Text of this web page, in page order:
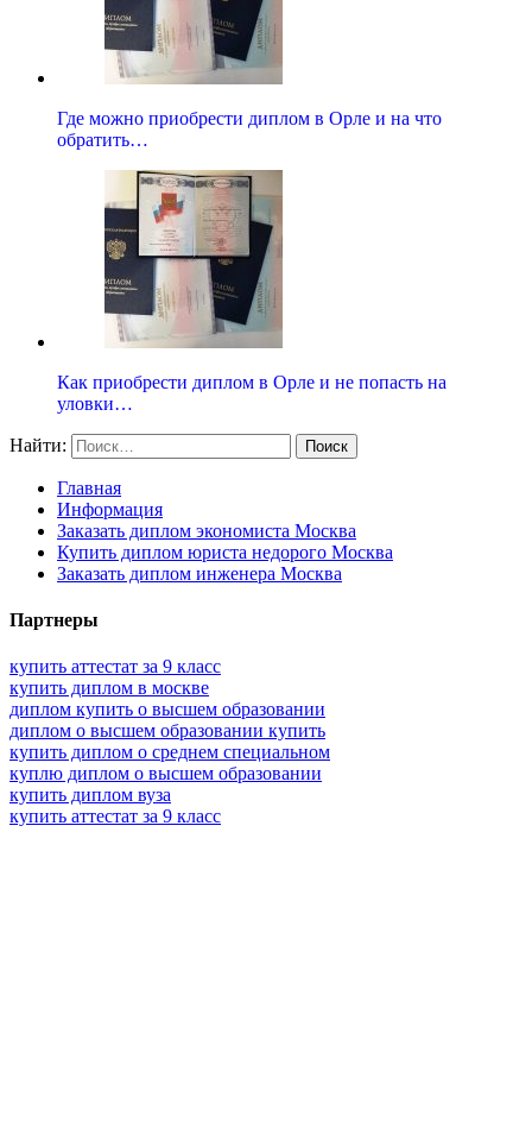
Где можно приобрести диплом в Орле и на что
обратить…
Как приобрести диплом в Орле и не попасть на
уловки…
Найти:
Главная
Информация
Заказать диплом экономиста Москва
Купить диплом юриста недорого Москва
Заказать диплом инженера Москва
Партнеры
купить аттестат за 9 класс
купить диплом в москве
диплом купить о высшем образовании
диплом о высшем образовании купить
купить диплом о среднем специальном
куплю диплом о высшем образовании
купить диплом вуза
купить аттестат за 9 класс